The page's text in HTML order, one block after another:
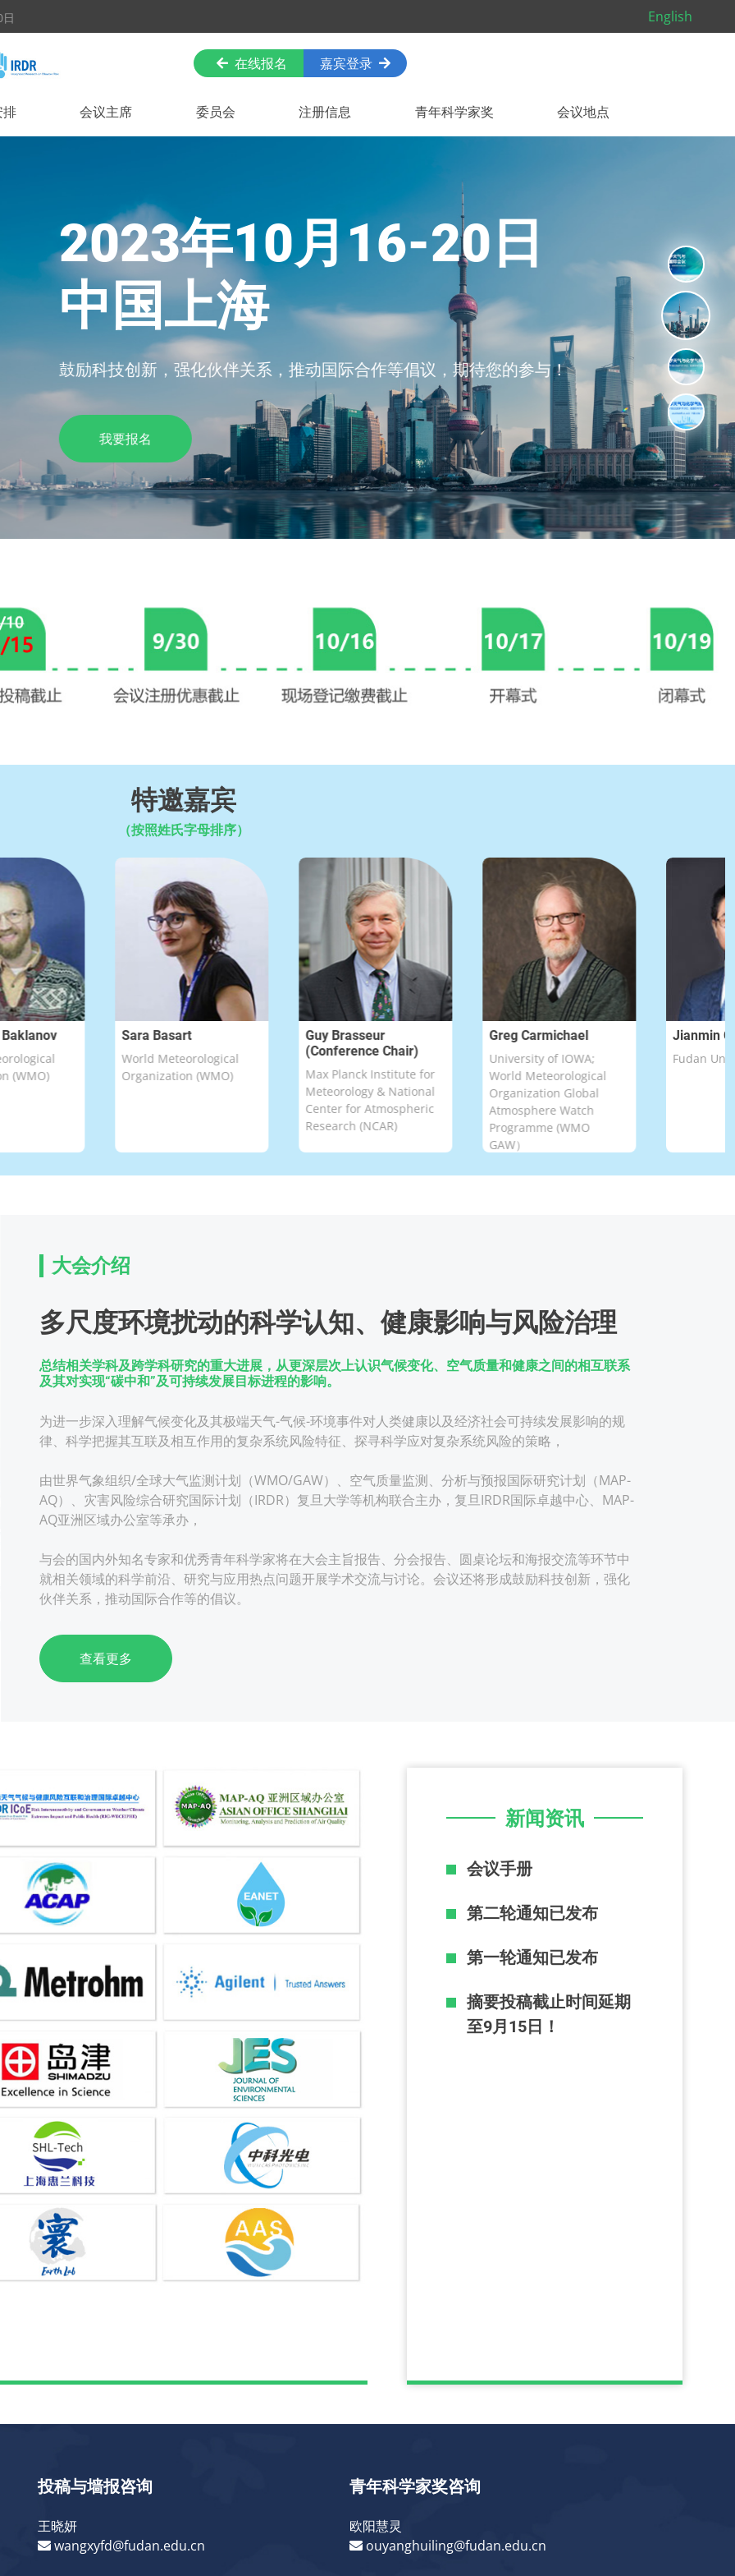
English
在线报名 嘉宾登录
排 会议主席 委员会 注册信息 青年科学家奖 会议地点
16-20日
合作等倡议，期待您的参与！
特邀嘉宾
（按照姓氏字母排序）
Sara Basart
World Meteorological
Organization (WMO)
Guy Brasseur
(Conference Chair)
Max Planck Institute for
Meteorology & National
Center for Atmospheric
Research (NCAR)
Greg Carmichael
University of IOWA;
World Meteorological
Organization Global
Atmosphere Watch
Programme (WMO
GAW）
Jianmin Chen
Fudan
大会介绍
多尺度环境扰动的科学认知、健康影响与风险治理
总结相关学科及跨学科研究的重大进展，从更深层次上认识气候变化、空气质量和健康之间的相互联系
及其对实现“碳中和”及可持续发展目标进程的影响。
为进一步深入理解气候变化及其极端天气-气候-环境事件对人类健康以及经济社会可持续发展影响的规
律、科学把握其互联及相互作用的复杂系统风险特征、探寻科学应对复杂系统风险的策略，
由世界气象组织/全球大气监测计划（WMO/GAW）、空气质量监测、分析与预报国际研究计划（MAP-
AQ）、灾害风险综合研究国际计划（IRDR）复旦大学等机构联合主办，复旦IRDR国际卓越中心、MAP-
AQ亚洲区域办公室等承办，
与会的国内外知名专家和优秀青年科学家将在大会主旨报告、分会报告、圆桌论坛和海报交流等环节中
就相关领域的科学前沿、研究与应用热点问题开展学术交流与讨论。会议还将形成鼓励科技创新，强化
伙伴关系，推动国际合作等的倡议。
查看更多
新闻资讯
会议手册
第二轮通知已发布
第一轮通知已发布
摘要投稿截止时间延期
至9月15日！
投稿与墙报咨询
王晓妍
wangxyfd@fudan.edu.cn
青年科学家奖咨询
欧阳慧灵
ouyanghuiling@fudan.edu.cn